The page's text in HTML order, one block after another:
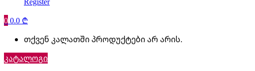
00.0 ₾
თქვენ კალათში პროდუქტები არ არის.
კატალოგი